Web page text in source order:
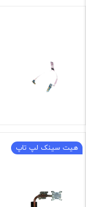
هیت سینک لپ تاپ